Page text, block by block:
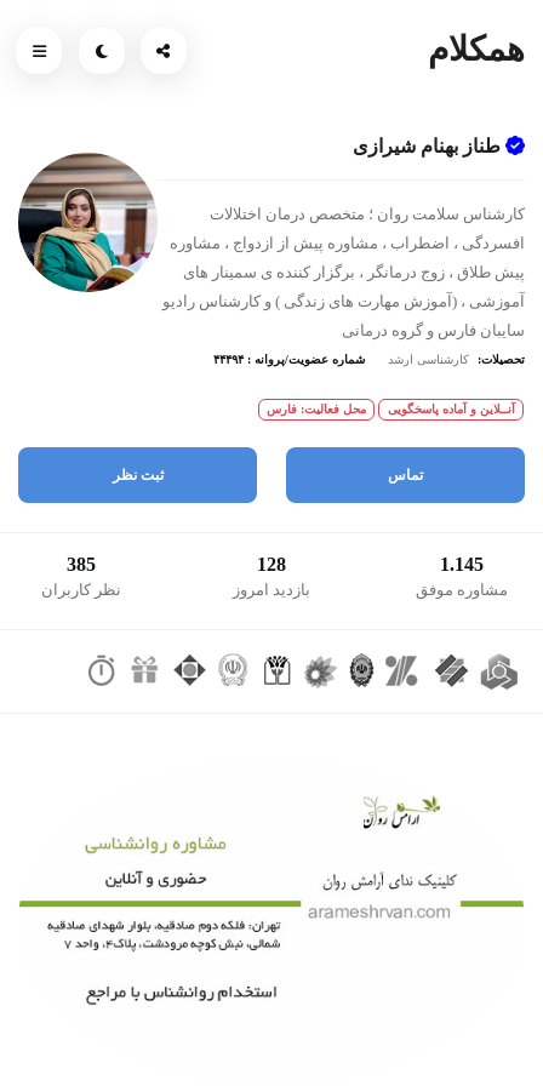
همکلام
طناز بهنام شیرازی
کارشناس سلامت روان ؛ متخصص درمان اختلالات
افسردگی ، اضطراب ، مشاوره پیش از ازدواج ، مشاوره
پیش طلاق ، زوج درمانگر ، برگزار کننده ی سمینار های
آموزشی ، (آموزش مهارت های زندگی ) و کارشناس رادیو
سایبان فارس و گروه درمانی
تحصیلات: کارشناسی ارشد شماره عضویت/پروانه : ۴۴۴۹۴
آنــلاین و آماده پاسخگویی محل فعالیت: فارس
تماس ثبت نظر
1.145
مشاوره موفق
128
بازدید امروز
385
نظر کاربران